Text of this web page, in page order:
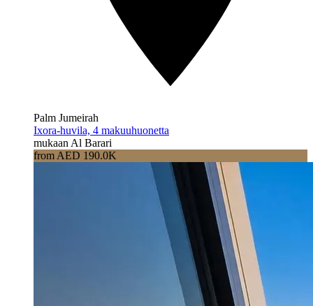
Palm Jumeirah
Ixora-huvila, 4 makuuhuonetta
mukaan Al Barari
from AED 190.0K